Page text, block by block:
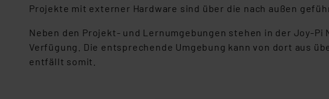
Projekte mit externer Hardware sind über die nach außen
Neben den Projekt- und Lernumgebungen stehen in der Joy-
Verfügung. Die entsprechende Umgebung kann von dort aus
entfällt somit.